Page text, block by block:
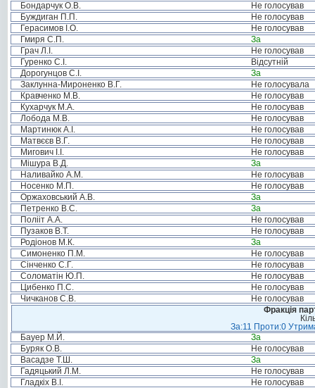
Бондарчук О.В.
Не голосував
Буждиган П.П.
Не голосував
Герасимов І.О.
Не голосував
Гмиря С.П.
За
Грач Л.І.
Не голосував
Гуренко С.І.
Відсутній
Дорогунцов С.І.
За
Заклунна-Мироненко В.Г.
Не голосувала
Кравченко М.В.
Не голосував
Кухарчук М.А.
Не голосував
Лобода М.В.
Не голосував
Мартинюк А.І.
Не голосував
Матвєєв В.Г.
Не голосував
Мигович І.І.
Не голосував
Мішура В.Д.
За
Наливайко А.М.
Не голосував
Носенко М.П.
Не голосував
Оржаховський А.В.
За
Петренко В.С.
За
Полііт А.А.
Не голосував
Пузаков В.Т.
Не голосував
Родіонов М.К.
За
Симоненко П.М.
Не голосував
Сінченко С.Г.
Не голосував
Соломатін Ю.П.
Не голосував
Цибенко П.С.
Не голосував
Чичканов С.В.
Не голосував
Фракція
За:11 Проти:0
Бауер М.Й.
За
Буряк О.В.
Не голосував
Васадзе Т.Ш.
За
Гадяцький Л.М.
Не голосував
Гладкіх В.І.
Не голосував